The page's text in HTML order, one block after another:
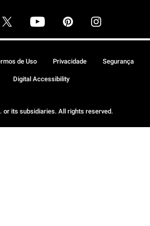
or its subsidiaries. All rights reserved.
de Uso Privacidade Segurança
Digital Accessibility